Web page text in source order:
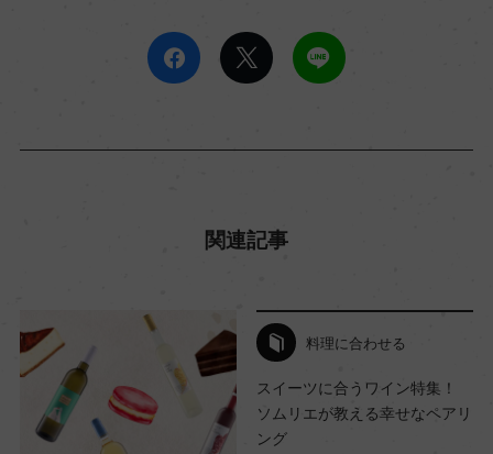
関連記事
料理に合わせる
スイーツに合うワイン特集！
ソムリエが教える幸せなペアリ
ング